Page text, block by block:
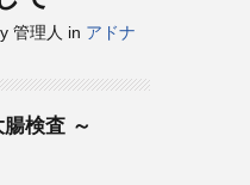
管理人 in アドナ
腸検査 ～